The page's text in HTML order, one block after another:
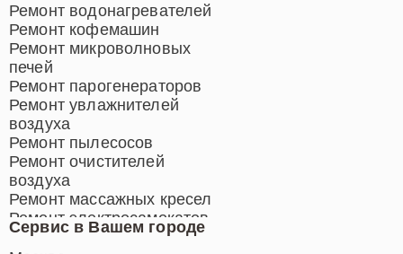
Сервис в Вашем городе
Ремонт водонагревателей
Ремонт кофемашин
Ремонт микроволновых
печей
Ремонт парогенераторов
Ремонт увлажнителей
воздуха
Ремонт пылесосов
Ремонт очистителей
воздуха
Ремонт массажных кресел
Ремонт электросамокатов
Ремонт индукционных плит